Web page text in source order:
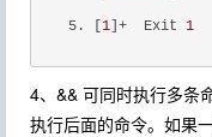
1 ]+  Exit 1
4、&& 可同时执行多条
执行后面的命令。如果